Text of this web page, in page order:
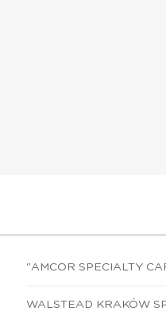
"AMCOR SPECIALTY
WALSTEAD KRAKÓW